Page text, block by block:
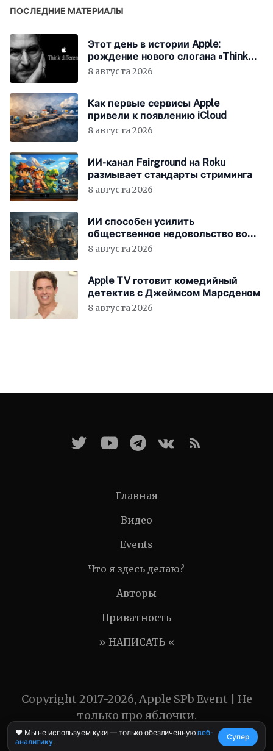
ПОСЛЕДНИЕ МАТЕРИАЛЫ
Этот день в истории Apple:
рождение нового слогана «Think
Different»
8 августа 2026
Как первые сервисы Apple
привели к появлению iCloud
8 августа 2026
ИИ-канал Fairground на Roku
размывает стандарты стриминга
8 августа 2026
ИИ способен усилить
общественное недовольство во
всём мире
8 августа 2026
Apple TV готовит комедийный
детектив с Джеймсом Марсденом
8 августа 2026
Главная
Видео
Events
Что я здесь делаю?
Авторы
Приватность
» НАПИСАТЬ «
Copyright 2017-2026, Apple SPb Event | Не
только про яблочки.
❤️ Мы не используем куки — только обезличеннуювеб-
аналитику.
Супер